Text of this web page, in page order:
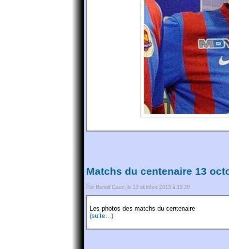
Matchs du centenaire 13
Par Benoit Caen, le 13 octobre 2013 à 19:20
Les photos des matchs du centenaire
(suite…)